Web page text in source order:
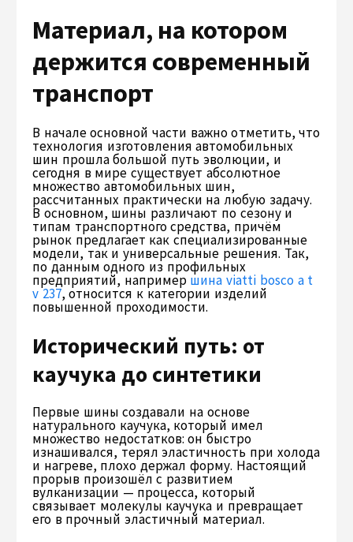
Материал, на котором
держится современный
транспорт
В начале основной части важно отметить, что
технология изготовления автомобильных
шин прошла большой путь эволюции, и
сегодня в мире существует абсолютное
множество автомобильных шин,
рассчитанных практически на любую задачу.
В основном, шины различают по сезону и
типам транспортного средства, причём
рынок предлагает как специализированные
модели, так и универсальные решения. Так,
по данным одного из профильных
предприятий, например шина viatti bosco a t
v 237, относится к категории изделий
повышенной проходимости.
Исторический путь: от
каучука до синтетики
Первые шины создавали на основе
натурального каучука, который имел
множество недостатков: он быстро
изнашивался, терял эластичность при холода
и нагреве, плохо держал форму. Настоящий
прорыв произошёл с развитием
вулканизации — процесса, который
связывает молекулы каучука и превращает
его в прочный эластичный материал.